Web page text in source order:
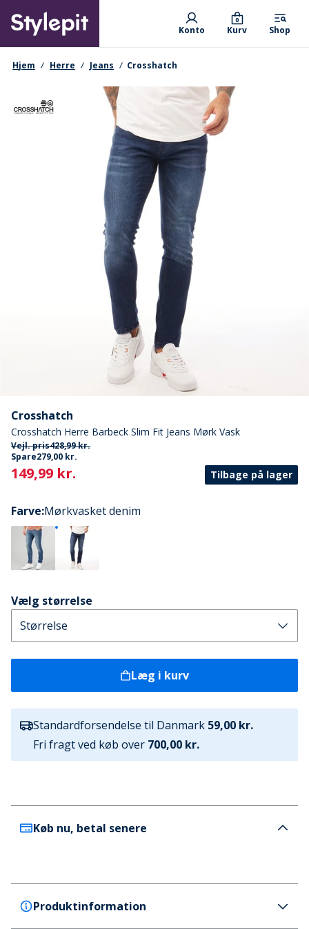
main
content
Primary departments
Konto Kurv
0
Shop
navigationssti
Hjem Herre Jeans Crosshatch
Crosshatch
Crosshatch Herre Barbeck Slim Fit Jeans Mørk Vask
Vejl. pris428,99 kr.
Spare279,00 kr.
Current
149,99 kr. Tilbage på lager
Farve:Mørkvasket denim
Vælg størrelse
Læg i kurv
Standardforsendelse til Danmark 59,00 kr.
Fri fragt ved køb over 700,00 kr.
Køb nu, betal senere
Produktinformation